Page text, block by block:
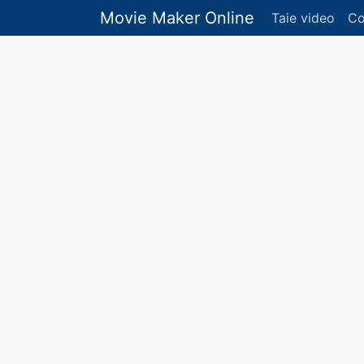
Movie Maker Online Taie video